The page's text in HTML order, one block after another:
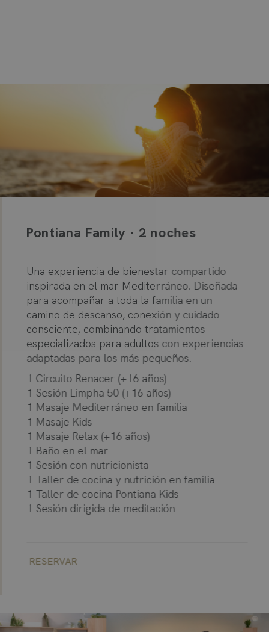
Pontiana Family · 2 noches
Una experiencia de bienestar compartido
inspirada en el mar Mediterráneo. Diseñada
para acompañar a toda la familia en un
camino de descanso, conexión y cuidado
consciente, combinando tratamientos
especializados para adultos con experiencias
adaptadas para los más pequeños.
1 Circuito Renacer (+16 años)
1 Sesión Limpha 50 (+16 años)
1 Masaje Mediterráneo en familia
1 Masaje Kids
1 Masaje Relax (+16 años)
1 Baño en el mar
1 Sesión con nutricionista
1 Taller de cocina y nutrición en familia
1 Taller de cocina Pontiana Kids
1 Sesión dirigida de meditación
RESERVAR